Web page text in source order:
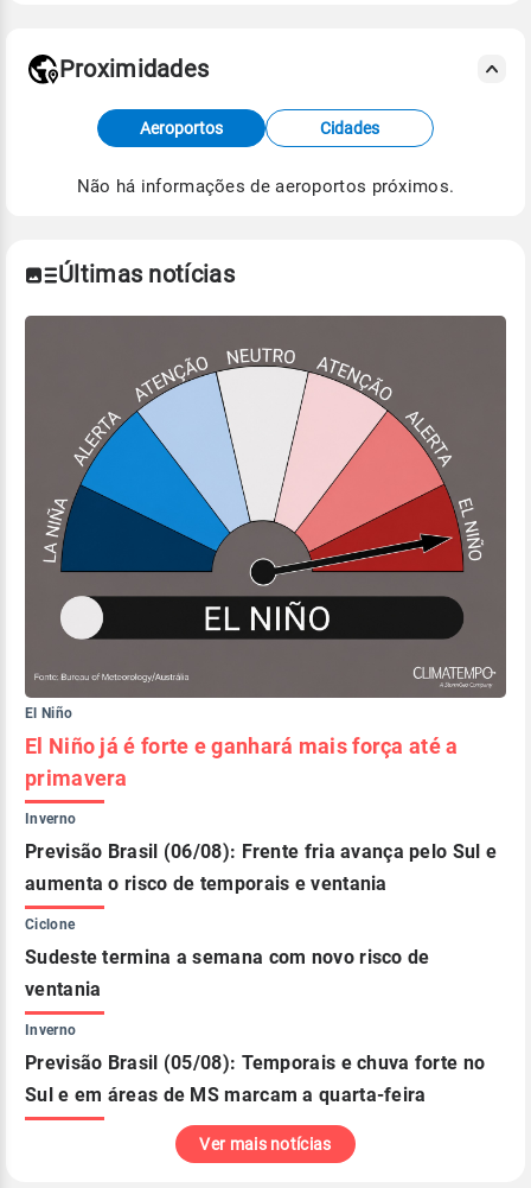
Fonte: dados combinados de estações
meteorológicas e satélite do Centro de Previsão
de Tempo e Estudos Climáticos (CPTEC).
Para obter mais informações sobre os dados
Proximidades
Aeroportos Cidades
Não há informações de aeroportos próximos.
Últimas notícias
El Niño
El Niño já é forte e ganhará mais força até a
primavera
Inverno
Previsão Brasil (06/08): Frente fria avança pelo Sul e
aumenta o risco de temporais e ventania
Ciclone
Sudeste termina a semana com novo risco de
ventania
Inverno
Previsão Brasil (05/08): Temporais e chuva forte no
Sul e em áreas de MS marcam a quarta-feira
Ver mais notícias